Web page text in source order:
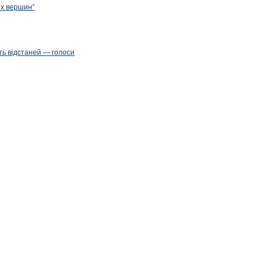
вершин”
відстаней — голоси